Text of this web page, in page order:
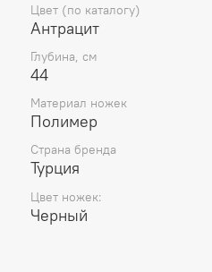
Цвет (по каталогу)
Антрацит
Глубина, см
44
Материал ножек
Полимер
Страна бренда
Турция
Цвет ножек:
Черный